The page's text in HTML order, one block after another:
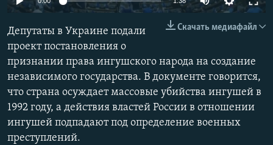
РАСПИСАНИЕ ВЕЩАНИЯ
ПОДПИШИТЕСЬ НА РАССЫЛКУ
СОЦИАЛЬНЫЕ СЕТИ 240p
1080p
480p
1080p
Скачать медиафайл
Депутаты в Украине подали
проект постановления о
признании права ингушского народа на создание
независимого государства. В документе говорится,
что страна осуждает массовые убийства ингушей в
1992 году, а действия властей России в отношении
ингушей подпадают под определение военных
преступлений.